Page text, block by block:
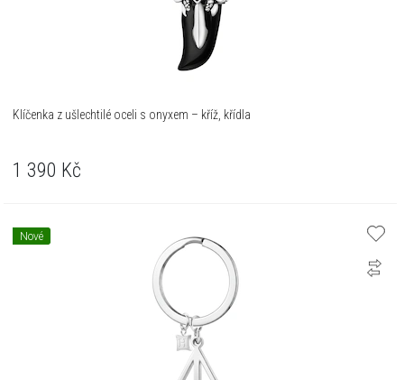
Klíčenka z ušlechtilé oceli s onyxem – kříž, křídla
1 390 Kč
Nové